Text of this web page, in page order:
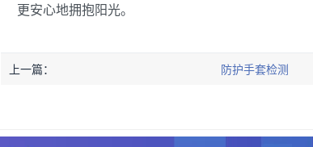
更安心地拥抱阳光。
上一篇： 防护手套检测